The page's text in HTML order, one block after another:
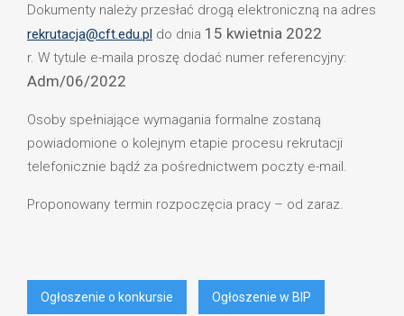
Dokumenty należy przesłać drogą elektroniczną na adres
rekrutacja@cft.edu.pl do dnia 15 kwietnia 2022
r. W tytule e-maila proszę dodać numer referencyjny:
Adm/06/2022
Osoby spełniające wymagania formalne zostaną
powiadomione o kolejnym etapie procesu rekrutacji
telefonicznie bądź za pośrednictwem poczty e-mail.
Proponowany termin rozpoczęcia pracy – od zaraz.
Ogłoszenie o konkursie Ogłoszenie w BIP